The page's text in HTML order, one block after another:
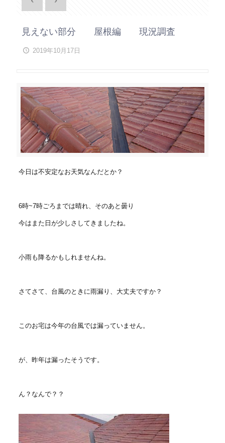
見えない部分 屋根編 現況調査
2019年10月17日
今日は不安定なお天気なんだとか？
6時~7時ごろまでは晴れ、そのあと曇り
今はまた日が少しさしてきましたね。
小雨も降るかもしれませんね。
さてさて、台風のときに雨漏り、大丈夫ですか？
このお宅は今年の台風では漏っていません。
が、昨年は漏ったそうです。
ん？なんで？？